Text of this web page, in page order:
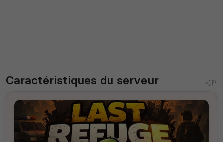
Caractéristiques du serveur